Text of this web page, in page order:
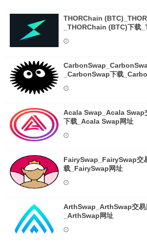
THORChain
_THORChain (BTC)下载
_CarbonSwap下载
Acala Swap_Acala Swap
下载_Acala Swap网址
FairySwap_FairySwap交
载_FairySwap网址
ArthSwap_ArthSwap交
_ArthSwap网址